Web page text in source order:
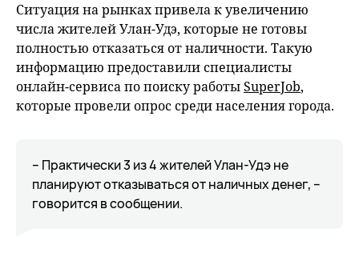
Ситуация на рынках привела к увеличению
числа жителей Улан-Удэ, которые не готовы
полностью отказаться от наличности. Такую
информацию предоставили специалисты
онлайн-сервиса по поиску работыSuperJob,
которые провели опрос среди населения города.
– Практически 3 из 4 жителей Улан-Удэ не
планируют отказываться от наличных денег, –
говорится в сообщении.